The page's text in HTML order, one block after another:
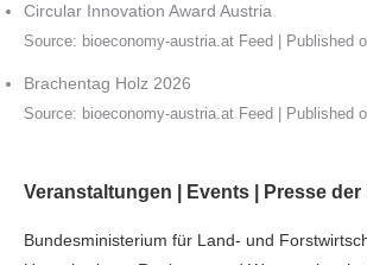
Circular Innovation Award Austria
Source: bioeconomy-austria.at Feed Published
Brachentag Holz 2026
Source: bioeconomy-austria.at Feed Published
Veranstaltungen | Events | Presse der
Bundesministerium für Land- und